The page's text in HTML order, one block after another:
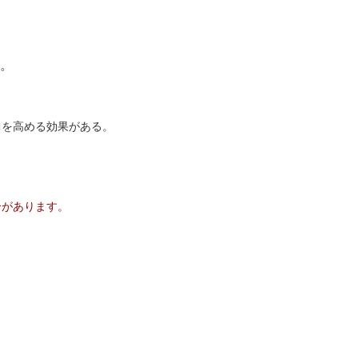
高める効果がある。
あります。